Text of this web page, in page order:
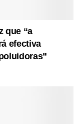
que “a
efectiva